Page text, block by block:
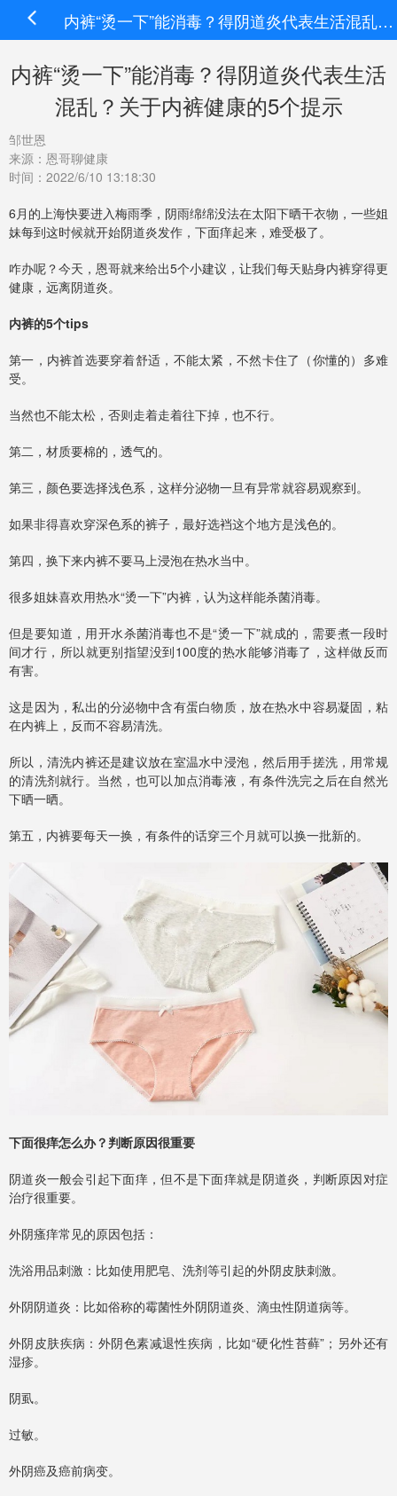
内裤“烫一下”能消毒？得阴道炎代表生活混乱？关于内裤健康的5个提示
内裤“烫一下”能消毒？得阴道炎代表生活
混乱？关于内裤健康的5个提示
邹世恩
来源：恩哥聊健康
时间：2022/6/10 13:18:30
6月的上海快要进入梅雨季，阴雨绵绵没法在太阳下晒干衣物，一些姐
妹每到这时候就开始阴道炎发作，下面痒起来，难受极了。
咋办呢？今天，恩哥就来给出5个小建议，让我们每天贴身内裤穿得更
健康，远离阴道炎。
内裤的5个tips
第一，内裤首选要穿着舒适，不能太紧，不然卡住了（你懂的）多难
受。
当然也不能太松，否则走着走着往下掉，也不行。
第二，材质要棉的，透气的。
第三，颜色要选择浅色系，这样分泌物一旦有异常就容易观察到。
如果非得喜欢穿深色系的裤子，最好选裆这个地方是浅色的。
第四，换下来内裤不要马上浸泡在热水当中。
很多姐妹喜欢用热水“烫一下”内裤，认为这样能杀菌消毒。
但是要知道，用开水杀菌消毒也不是“烫一下”就成的，需要煮一段时
间才行，所以就更别指望没到100度的热水能够消毒了，这样做反而
有害。
这是因为，私出的分泌物中含有蛋白物质，放在热水中容易凝固，粘
在内裤上，反而不容易清洗。
所以，清洗内裤还是建议放在室温水中浸泡，然后用手搓洗，用常规
的清洗剂就行。当然，也可以加点消毒液，有条件洗完之后在自然光
下晒一晒。
第五，内裤要每天一换，有条件的话穿三个月就可以换一批新的。
下面很痒怎么办？判断原因很重要
阴道炎一般会引起下面痒，但不是下面痒就是阴道炎，判断原因对症
治疗很重要。
外阴瘙痒常见的原因包括：
洗浴用品刺激：比如使用肥皂、洗剂等引起的外阴皮肤刺激。
外阴阴道炎：比如俗称的霉菌性外阴阴道炎、滴虫性阴道病等。
外阴皮肤疾病：外阴色素减退性疾病，比如“硬化性苔藓”；另外还有
湿疹。
阴虱。
过敏。
外阴癌及癌前病变。